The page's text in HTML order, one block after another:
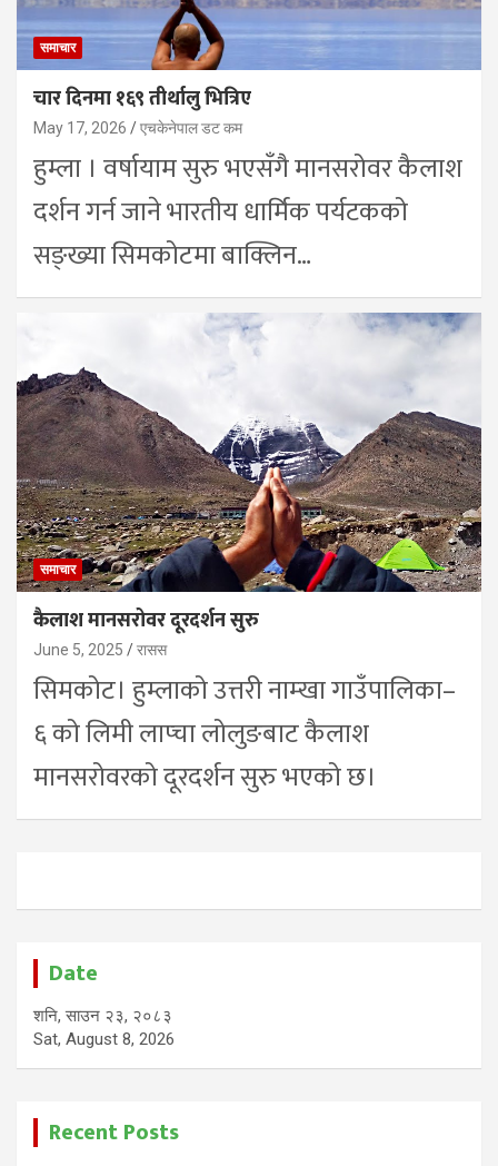
समाचार
चार दिनमा १६९ तीर्थालु भित्रिए
May 17, 2026 एचकेनेपाल डट कम
हुम्ला । वर्षायाम सुरु भएसँगै मानसरोवर कैलाश
दर्शन गर्न जाने भारतीय धार्मिक पर्यटकको
सङ्ख्या सिमकोटमा बाक्लिन…
समाचार
कैलाश मानसरोवर दूरदर्शन सुरु
June 5, 2025 रासस
सिमकोट। हुम्लाको उत्तरी नाम्खा गाउँपालिका–
६ को लिमी लाप्चा लोलुङबाट कैलाश
मानसरोवरको दूरदर्शन सुरु भएको छ।
Date
शनि, साउन २३, २०८३
Sat, August 8, 2026
Recent Posts